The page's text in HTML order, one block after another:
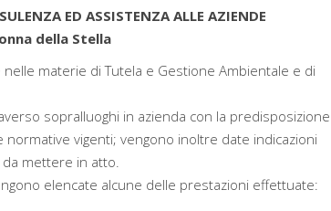
ED ASSISTENZA ALLE AZIENDE
della Stella
materie di Tutela e Gestione Ambientale e di
sopralluoghi in azienda con la predisposizione
vigenti; vengono inoltre date indicazioni
mettere in atto.
elencate alcune delle prestazioni effettuate: